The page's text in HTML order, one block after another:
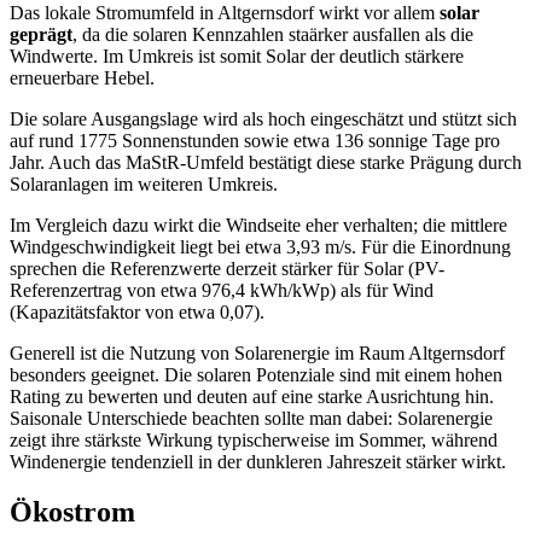
Das lokale Stromumfeld in Altgernsdorf wirkt vor allem solar
geprägt, da die solaren Kennzahlen staärker ausfallen als die
Windwerte. Im Umkreis ist somit Solar der deutlich stärkere
erneuerbare Hebel.
Die solare Ausgangslage wird als hoch eingeschätzt und stützt sich
auf rund 1775 Sonnenstunden sowie etwa 136 sonnige Tage pro
Jahr. Auch das MaStR-Umfeld bestätigt diese starke Prägung durch
Solaranlagen im weiteren Umkreis.
Im Vergleich dazu wirkt die Windseite eher verhalten; die mittlere
Windgeschwindigkeit liegt bei etwa 3,93 m/s. Für die Einordnung
sprechen die Referenzwerte derzeit stärker für Solar (PV-
Referenzertrag von etwa 976,4 kWh/kWp) als für Wind
(Kapazitätsfaktor von etwa 0,07).
Generell ist die Nutzung von Solarenergie im Raum Altgernsdorf
besonders geeignet. Die solaren Potenziale sind mit einem hohen
Rating zu bewerten und deuten auf eine starke Ausrichtung hin.
Saisonale Unterschiede beachten sollte man dabei: Solarenergie
zeigt ihre stärkste Wirkung typischerweise im Sommer, während
Windenergie tendenziell in der dunkleren Jahreszeit stärker wirkt.
Ökostrom